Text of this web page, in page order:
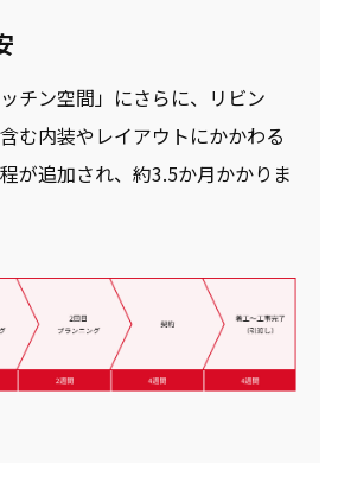
チン空間」にさらに、リビン
む内装やレイアウトにかかわる
が追加され、約3.5か月かかりま